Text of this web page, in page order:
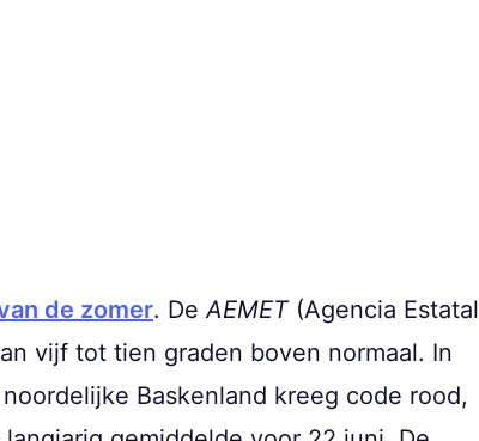
de zomer. DeAEMET(Agencia Estatal
vijf tot tien graden boven normaal. In
Baskenland kreeg code rood,